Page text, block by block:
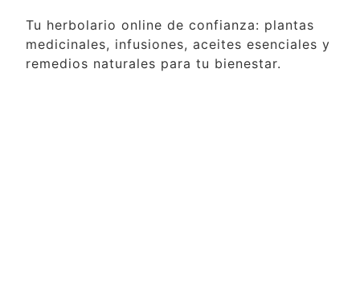
Tu herbolario online de confianza: plantas
medicinales, infusiones, aceites esenciales y
remedios naturales para tu bienestar.